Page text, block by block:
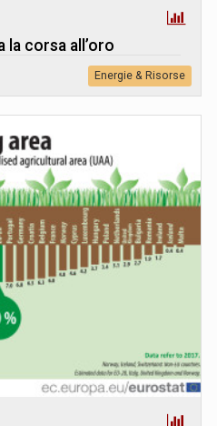
la corsa all’oro
Energie & Risorse